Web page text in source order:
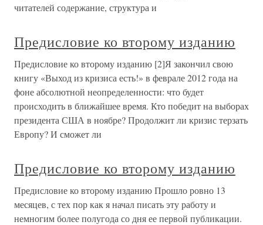
читателей содержание, структура и
Предисловие ко второму изданию
Предисловие ко второму изданию [2]Я закончил свою
книгу «Выход из кризиса есть!» в феврале 2012 года на
фоне абсолютной неопределенности: что будет
происходить в ближайшее время. Кто победит на выборах
президента США в ноябре? Продолжит ли кризис терзать
Европу? И сможет ли
Предисловие ко второму изданию
Предисловие ко второму изданию Прошло ровно 13
месяцев, с тех пор как я начал писать эту работу и
немногим более полугода со дня ее первой публикации.